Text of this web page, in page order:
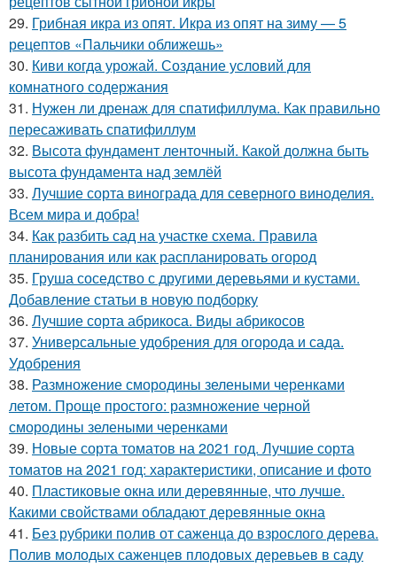
29. Грибная икра из опят. Икра из опят на зиму — 5
рецептов «Пальчики оближешь»
30. Киви когда урожай. Создание условий для
комнатного содержания
31. Нужен ли дренаж для спатифиллума. Как правильно
пересаживать спатифиллум
32. Высота фундамент ленточный. Какой должна быть
высота фундамента над землёй
33. Лучшие сорта винограда для северного виноделия.
Всем мира и добра!
34. Как разбить сад на участке схема. Правила
планирования или как распланировать огород
35. Груша соседство с другими деревьями и кустами.
Добавление статьи в новую подборку
36. Лучшие сорта абрикоса. Виды абрикосов
37. Универсальные удобрения для огорода и сада.
Удобрения
38. Размножение смородины зелеными черенками
летом. Проще простого: размножение черной
смородины зелеными черенками
39. Новые сорта томатов на 2021 год. Лучшие сорта
томатов на 2021 год: характеристики, описание и фото
40. Пластиковые окна или деревянные, что лучше.
Какими свойствами обладают деревянные окна
41. Без рубрики полив от саженца до взрослого дерева.
Полив молодых саженцев плодовых деревьев в саду